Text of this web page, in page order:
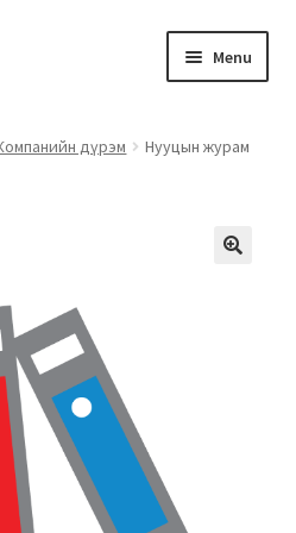
Menu
баримт
дүрэм Нууцын журам